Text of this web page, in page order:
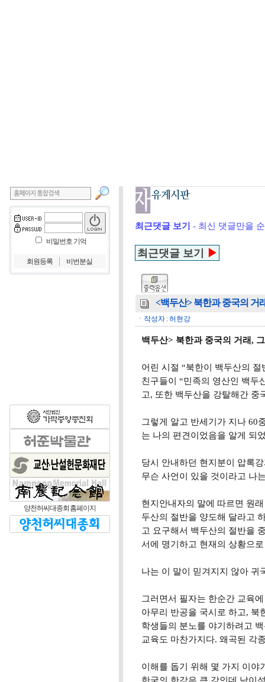
비밀번호 기억
회원등록 비번분실
양천허씨대종회 홈페이지
최근댓글 보기 - 최신 댓글만을
최근댓글 보기 ▶
<백두산> 북한과 중국의 거
ㆍ작성자 : 허현강
백두산> 북한과 중국의 거래,
어린 시절 “북한이 백두산의
친구들이 “민족의 영산인 백두
고, 또한 백두산을 강탈해간 중
그렇게 알고 반세기가 지나 60
는 나의 편견이었음을 알게 되
당시 안내하던 현지분이 압록
무슨 사언이 있을 것이라고 나
현지안내자의 말에 따르면 원
두산의 절반을 양도해 달라고
고 요구해서 백두산의 절반을
서에 명기하고 현재의 상황으
나는 이 말이 믿겨지지 않아 귀
그러면서 필자는 한순간 교육
아무리 반공을 국시로 하고, 북
학생들의 분노를 야기하려고
교육도 마찬가지다. 왜곡된 각
이해를 돕기 위해 몇 가지 이야